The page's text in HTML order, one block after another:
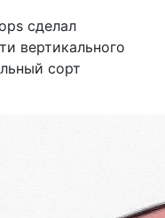
сделал
вертикального
сорт